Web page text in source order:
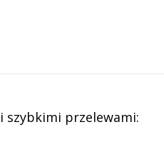
szybkimi przelewami: